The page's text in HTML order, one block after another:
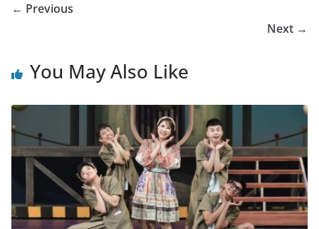
← Previous
Next →
You May Also Like